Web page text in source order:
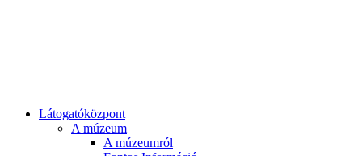
Látogatóközpont
A múzeum
A múzeumról